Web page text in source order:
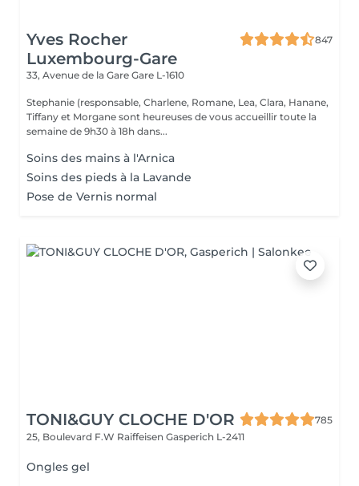
Yves Rocher
Luxembourg-Gare
847
33, Avenue de la Gare Gare L-1610
Stephanie (responsable, Charlene, Romane, Lea, Clara, Hanane,
Tiffany et Morgane sont heureuses de vous accueillir toute la
semaine de 9h30 à 18h dans...
Soins des mains à l'Arnica
Soins des pieds à la Lavande
Pose de Vernis normal
TONI&GUY CLOCHE D'OR
785
25, Boulevard F.W Raiffeisen Gasperich L-2411
Ongles gel